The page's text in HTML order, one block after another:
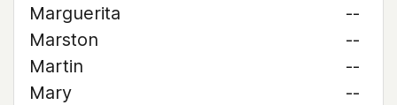
Marguerita
--
Marston
--
Martin
--
Mary
--